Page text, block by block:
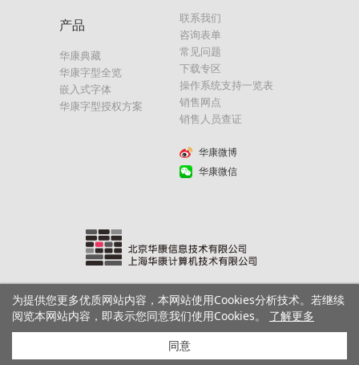
为提供您更多优质网站内容，本网站使用Cookies分析技术。若继续
阅览本网站内容，即表示您同意我们使用Cookies。 了解更多
同意
产品
华康典藏
华康字型全览
嵌入式字体
华康字型授权方案
联系我们
咨询表单
常见问题
下载专区
操作系统支持一览表
销售网点
销售人员查证
华康微博
华康微信
沪ICP备05005980号 Copyright© DynaComware Corp. All Rights Reserved.
策